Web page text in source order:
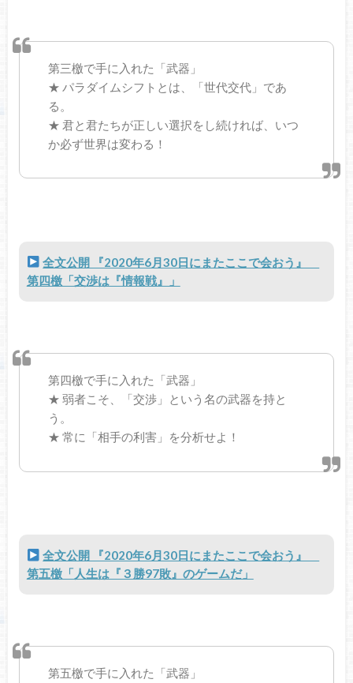
第三檄で手に入れた「武器」
★ パラダイムシフトとは、「世代交代」であ
る。
★ 君と君たちが正しい選択をし続ければ、いつ
か必ず世界は変わる！
全文公開 『2020年6月30日にまたここで会おう』
第四檄「交渉は『情報戦』」
第四檄で手に入れた「武器」
★ 弱者こそ、「交渉」という名の武器を持と
う。
★ 常に「相手の利害」を分析せよ！
全文公開 『2020年6月30日にまたここで会おう』
第五檄「人生は『３勝97敗』のゲームだ」
第五檄で手に入れた「武器」